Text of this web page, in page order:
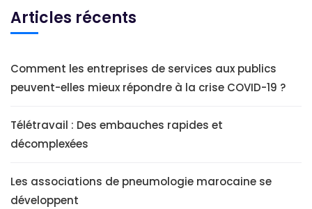
Articles récents
Comment les entreprises de services aux publics
peuvent-elles mieux répondre à la crise COVID-19 ?
Télétravail : Des embauches rapides et
décomplexées
Les associations de pneumologie marocaine se
développent